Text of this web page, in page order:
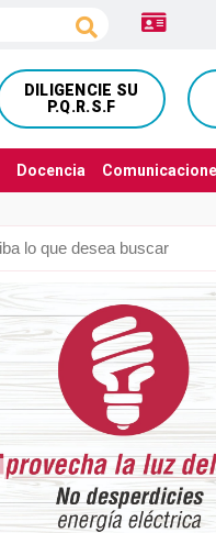
DILIGENCIE SU
P.Q.R.S.F
Docencia